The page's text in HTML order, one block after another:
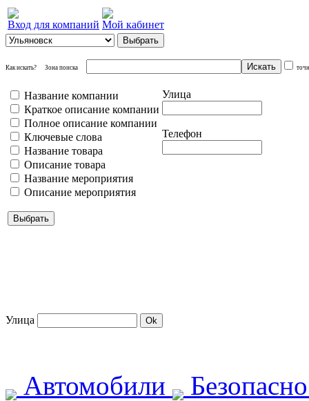
Вход для компаний Мой кабинет
Как искать? Зона поиска
Название компании
Краткое описание компании
Полное описание компании
Ключевые слова
Название товара
Описание товара
Название мероприятия
Описание мероприятия
Улица
Телефон
Улица
Автомобили